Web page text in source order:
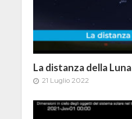
La distanza della Luna
21 Luglio 2022